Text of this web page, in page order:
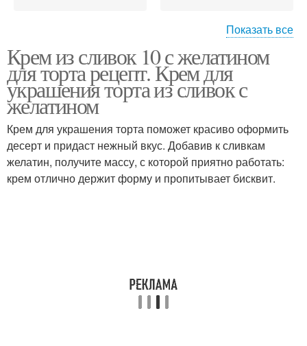
Проценты с желатином Процент с желатином
Торт с желатином Удачные рецепты
Показать все
Крем из сливок 10 с желатином
для торта рецепт. Крем для
украшения торта из сливок с
желатином
Крем для украшения торта поможет красиво оформить
десерт и придаст нежный вкус. Добавив к сливкам
желатин, получите массу, с которой приятно работать:
крем отлично держит форму и пропитывает бисквит.